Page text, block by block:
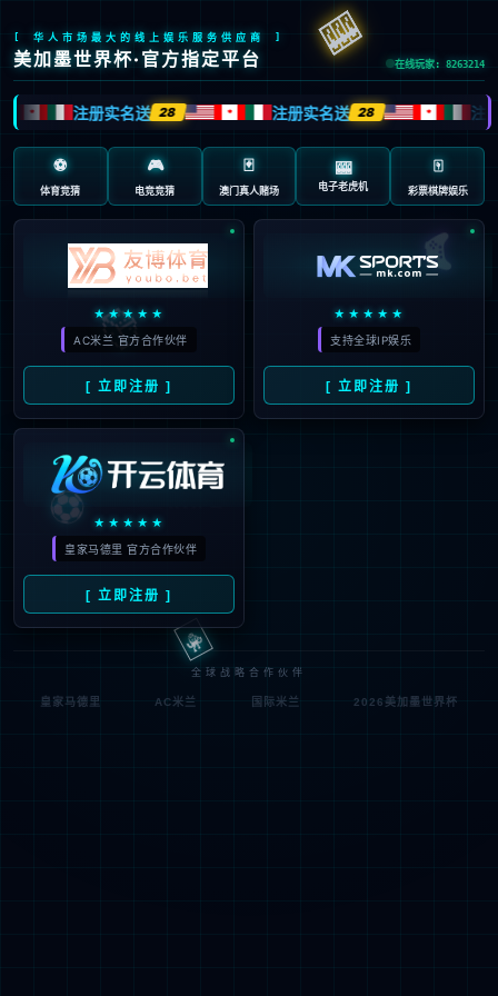
您所请求的网页不存在或被删除 点击这里返回上一步